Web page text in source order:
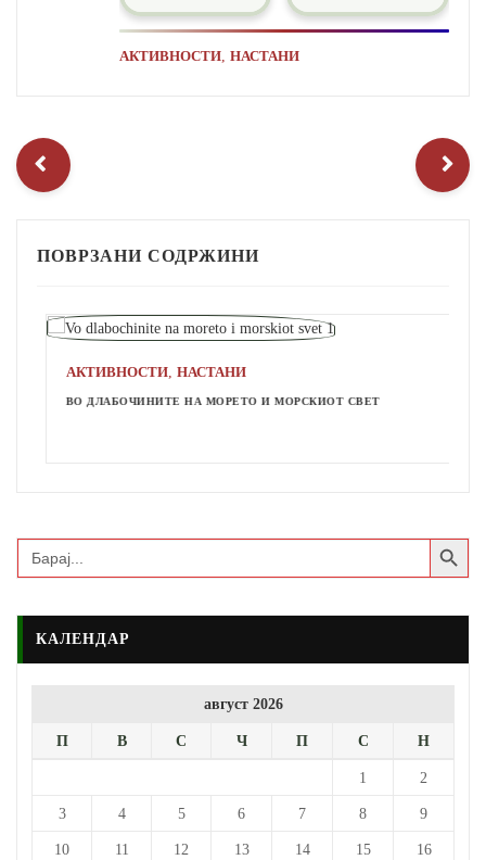
АКТИВНОСТИ,НАСТАНИ
ПОВРЗАНИ СОДРЖИНИ
АКТИВНОСТИ,НАСТАНИ
ВО ДЛАБОЧИНИТЕ НА МОРЕТО И МОРСКИОТ СВЕТ
Search
for:
Search Button
КАЛЕНДАР
август 2026
П В С Ч П С Н
1 2
3 4 5 6 7 8 9
10 11 12 13 14 15 16